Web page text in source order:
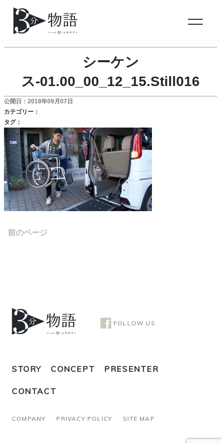
シーケン
ス-01.00_00_12_15.Still016
公開日：2018年09月07日
カテゴリー：
タグ：
前のページ
FOLLOW US
STORY CONCEPT PRESENTER
CONTACT
COMPANY PRIVACY POLICY SITE MAP